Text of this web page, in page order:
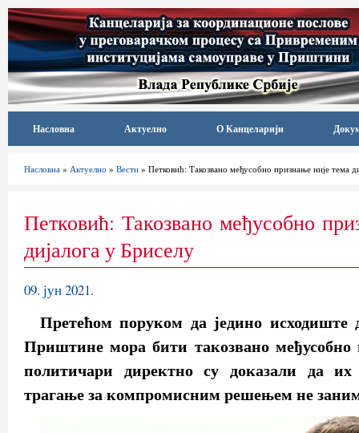
Насловна Актуелно О Канцеларији
Насловна » Актуелно » Вести » Петковић: Такозвано међусобно признање није тема
Петковић: Такозвано међусобно
дијалога у Бриселу
09. јун 2021.
Претећом поруком да једино исходиште
Приштине мора бити такозвано међусобно
политичари директно су доказали да их
трагање за компромисним решењем не